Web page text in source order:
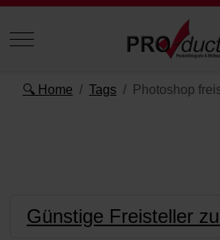
Mobile Menu Toggle
🔍 Home Tags Photoshop
Günstige Freisteller